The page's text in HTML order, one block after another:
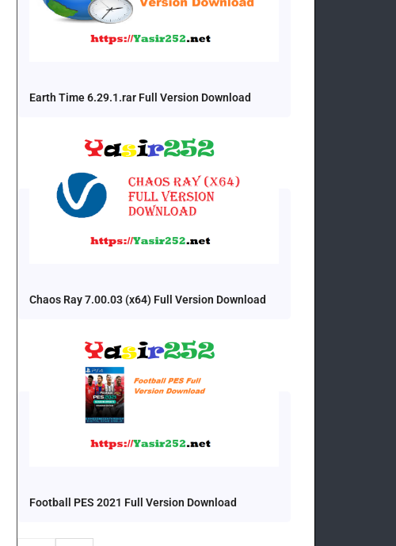
Earth Time 6.29.1.rar Full Version Download
Chaos Ray 7.00.03 (x64) Full Version Download
Football PES 2021 Full Version Download